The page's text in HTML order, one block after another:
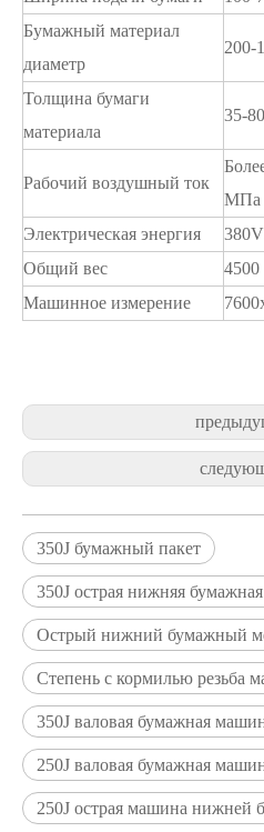
Бумажный материал
диаметр
200-
Толщина бумаги
материала
35-
Рабочий воздушный ток
МПа
Электрическая энергия
Общий вес
4500
Машинное измерение
350J бумажный пакет
350J острая нижняя
Острый нижний бумажный
Степень с кормилью резьба
350J валовая бумажная
250J валовая бумажная
250J острая машина нижней